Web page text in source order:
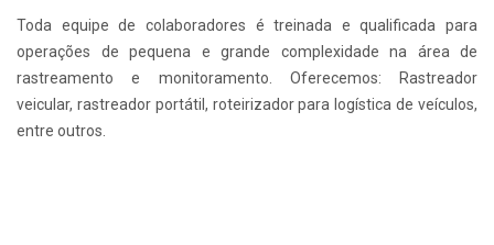
Toda equipe de colaboradores é treinada e qualificada para
operações de pequena e grande complexidade na área de
rastreamento e monitoramento. Oferecemos: Rastreador
veicular, rastreador portátil, roteirizador para logística de veículos,
entre outros.